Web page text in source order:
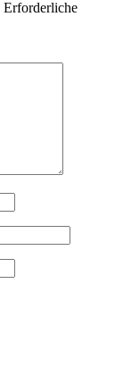
Erforderliche